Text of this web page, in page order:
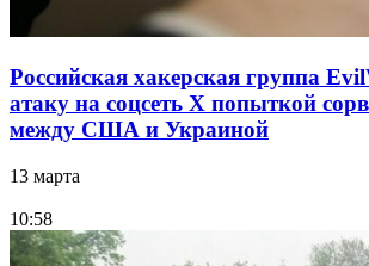
Российская хакерская группа
атаку на соцсеть Х попыткой
между США и Украиной
13 марта
10:58